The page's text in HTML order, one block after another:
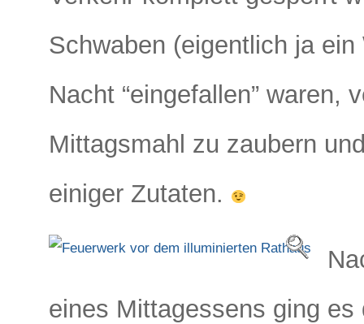
Schwaben (eigentlich ja
Nacht “eingefallen” waren,
Mittagsmahl zu zaubern
einiger Zutaten.
eines Mittagessens ging